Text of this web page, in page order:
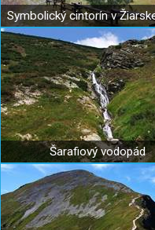
Šarafiový vodopád